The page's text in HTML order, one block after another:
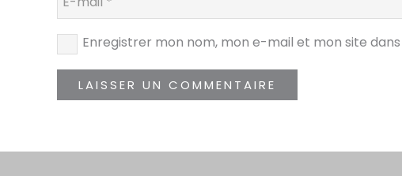
Enregistrer mon nom, mon e-mail et mon site
LAISSER UN COMMENTAIRE